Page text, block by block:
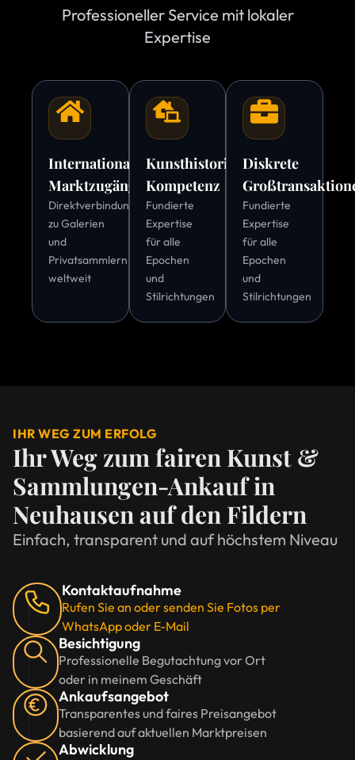
Professioneller Service mit lokaler
Expertise
Internationale
Marktzugänge
Direktverbindungen
zu Galerien
und
Privatsammlern
weltweit
Kunsthistorische
Kompetenz
Fundierte
Expertise
für alle
Epochen
und
Stilrichtungen
Diskrete
Fundierte
Expertise
für alle
Epochen
und
Stilrichtungen
IHR WEG ZUM ERFOLG
Ihr Weg zum fairen Kunst &
Sammlungen-Ankauf in
Neuhausen auf den Fildern
Einfach, transparent und auf höchstem Niveau
Kontaktaufnahme
Rufen Sie an oder senden Sie Fotos per
WhatsApp oder E-Mail
Besichtigung
Professionelle Begutachtung vor Ort
oder in meinem Geschäft
Ankaufsangebot
Transparentes und faires Preisangebot
basierend auf aktuellen Marktpreisen
Abwicklung